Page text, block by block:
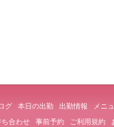
グ 本日の出勤 出勤情報 メニ
ち合わせ
事前予約 ご利用規約